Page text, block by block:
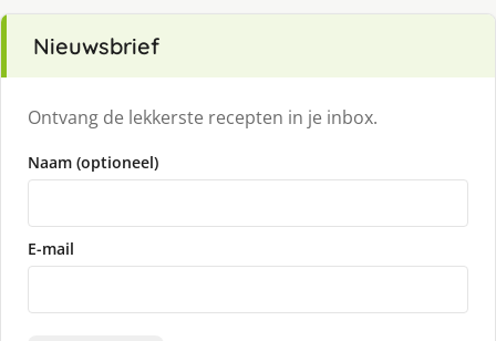
Nieuwsbrief
Ontvang de lekkerste recepten in je inbox.
Naam (optioneel)
E-mail